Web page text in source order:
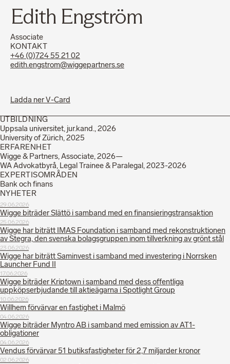
Edith Engström
Associate
KONTAKT
+46 (0)724 55 21 02
edith.engstrom@wiggepartners.se
Ladda ner V-Card
UTBILDNING
Uppsala universitet, jur.kand., 2026
University of Zürich, 2025
ERFARENHET
Wigge & Partners, Associate, 2026—
WA Advokatbyrå, Legal Trainee & Paralegal, 2023-2026
EXPERTISOMRÅDEN
Bank och finans
NYHETER
29.06.2026
Wigge biträder Slättö i samband med en finansieringstransaktion
25.06.2026
Wigge har biträtt IMAS Foundation i samband med rekonstruktionen
av Stegra, den svenska bolagsgruppen inom tillverkning av grönt stål
23.06.2026
Wigge har biträtt Saminvest i samband med investering i Norrsken
Launcher Fund II
17.06.2026
Wigge biträder Kriptown i samband med dess offentliga
uppköpserbjudande till aktieägarna i Spotlight Group
10.06.2026
Willhem förvärvar en fastighet i Malmö
04.06.2026
Wigge biträder Myntro AB i samband med emission av AT1-
obligationer
04.06.2026
Vendus förvärvar 51 butiksfastigheter för 2,7 miljarder kronor
02.06.2026